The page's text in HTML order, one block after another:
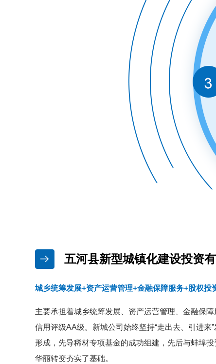
五河县新型城镇化建设投资
城乡统筹发展+资产运营管理+金融保障服务+股权投
主要承担着城乡统筹发展、资产运营管理、金融保
信用评级AA级。新城公司始终坚持“走出去、引进
形成，先导稀材专项基金的成功组建，先后与蚌埠
华丽转变夯实了基础。